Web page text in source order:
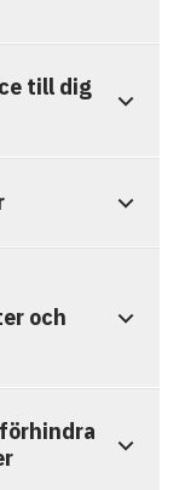
till dig
och